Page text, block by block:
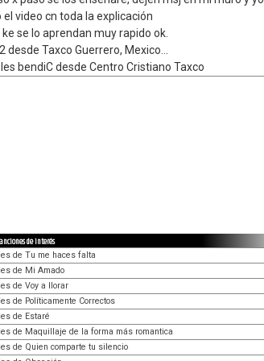
el video cn toda la explicación
se lo aprendan muy rapido ok.
desde Taxco Guerrero, Mexico...
les bendiC desde Centro Cristiano Taxco
de interés
de Tu me haces falta
de Mi Amado
de Voy a llorar
de Políticamente Correctos
de Estaré
de Maquillaje de la forma más romantica
de Quien comparte tu silencio